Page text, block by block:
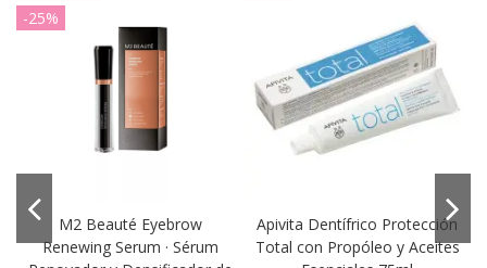
-25%
M2 Beauté Eyebrow
Renewing Serum · Sérum
Apivita Dentífrico Protección
Total con Propóleo y Aceites